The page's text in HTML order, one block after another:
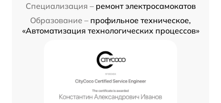
Специализация – ремонт электросамокатов
Образование – профильное техническое,
«Автоматизация технологических процессов»